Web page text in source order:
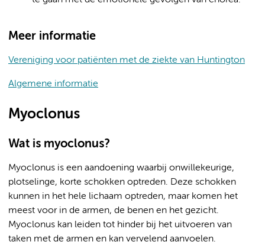
Meer informatie
Vereniging voor patiënten met de ziekte van Huntington
Algemene informatie
Myoclonus
Wat is myoclonus?
Myoclonus is een aandoening waarbij onwillekeurige,
plotselinge, korte schokken optreden. Deze schokken
kunnen in het hele lichaam optreden, maar komen het
meest voor in de armen, de benen en het gezicht.
Myoclonus kan leiden tot hinder bij het uitvoeren van
taken met de armen en kan vervelend aanvoelen.